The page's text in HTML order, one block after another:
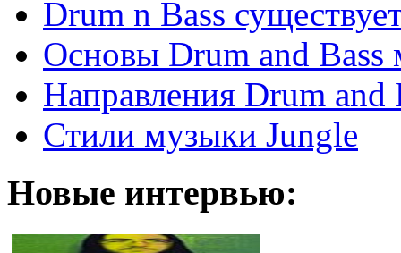
Drum n Bass
Основы Drum and Bass
Направления Drum and
Стили музыки Jungle
Новые интервью: